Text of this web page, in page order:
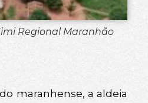
Regional Maranhão
maranhense, a aldeia